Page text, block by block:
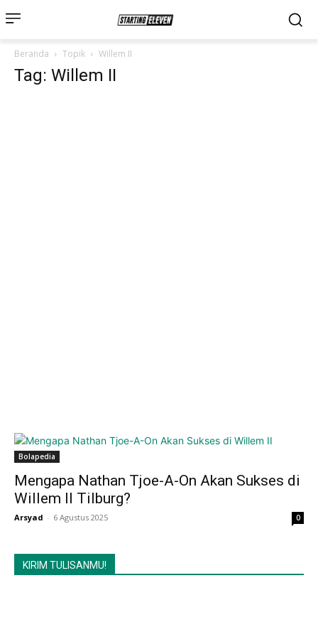
Beranda Topik Willem II
Tag: Willem II
Bolapedia
Mengapa Nathan Tjoe-A-On Akan Sukses di
Willem II Tilburg?
Arsyad - 6 Agustus 2025 0
KIRIM TULISANMU!